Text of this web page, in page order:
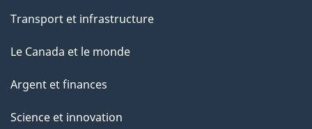
Transport et infrastructure
Le Canada et le monde
Argent et finances
Science et innovation